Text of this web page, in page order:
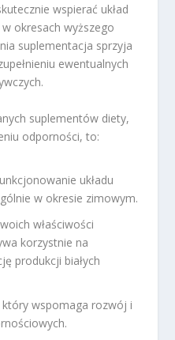
wspierać układ
okresach wyższego
suplementacja sprzyja
ewentualnych
suplementów diety,
odporności, to:
układu
w okresie zimowym.
właściwości
korzystnie na
produkcji białych
który wspomaga rozwój i